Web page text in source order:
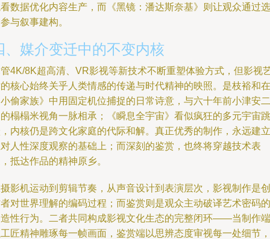
数据优化内容生产，而《黑镜：潘达斯奈基》则让观众通过选
与叙事建构。
、媒介变迁中的不变内核
4K/8K超高清、VR影视等新技术不断重塑体验方式，但影视
核心始终关乎人类情感的传递与时代精神的映照。是枝裕和在
偷家族》中用固定机位捕捉的日常诗意，与六十年前小津安二
榻榻米视角一脉相承；《瞬息全宇宙》看似疯狂的多元宇宙跳
内核仍是跨文化家庭的代际和解。真正优秀的制作，永远建立
人性深度观察的基础上；而深刻的鉴赏，也终将穿越技术表
抵达作品的精神原乡。
影机运动到剪辑节奏，从声音设计到表演层次，影视制作是创
对世界理解的编码过程；而鉴赏则是观众主动破译艺术密码的
性行为。二者共同构成影视文化生态的完整闭环——当制作端
匠精神雕琢每一帧画面，鉴赏端以思辨态度审视每一处细节，